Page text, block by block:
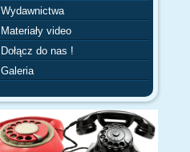
Wydawnictwa
Materiały video
Dołącz do nas !
Galeria